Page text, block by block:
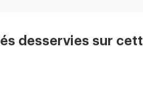
desservies sur